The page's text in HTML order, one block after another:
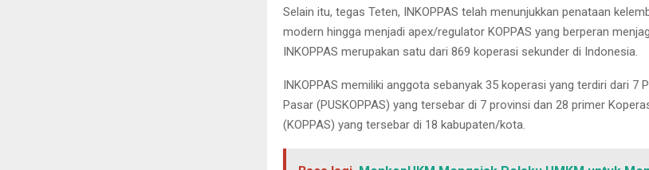
Selain itu, tegas Teten, INKOPPAS telah menunjukkan penataan
modern hingga menjadi apex/regulator KOPPAS yang berperan
INKOPPAS merupakan satu dari 869 koperasi sekunder di Indonesia.
INKOPPAS memiliki anggota sebanyak 35 koperasi yang terdiri dari 7
Pasar (PUSKOPPAS) yang tersebar di 7 provinsi dan 28 primer
(KOPPAS) yang tersebar di 18 kabupaten/kota.